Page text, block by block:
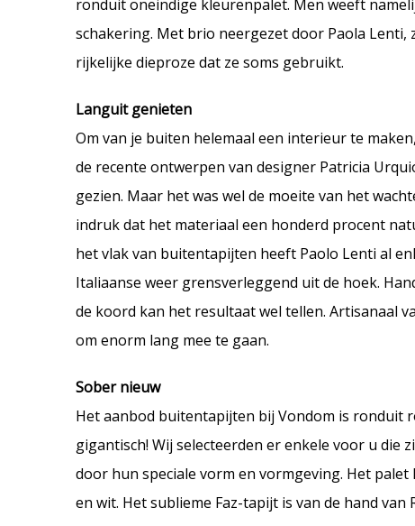
ronduit oneindige kleurenpalet. Men weeft
schakering. Met brio neergezet door Paola
rijkelijke dieproze dat ze soms gebruikt.
Languit genieten
Om van je buiten helemaal een interieur te
de recente ontwerpen van designer Patricia
gezien. Maar het was wel de moeite van het
indruk dat het materiaal een honderd procent
het vlak van buitentapijten heeft Paolo Lenti al
Italiaanse weer grensverleggend uit de hoek.
de koord kan het resultaat wel tellen. Artisanaal
om enorm lang mee te gaan.
Sober nieuw
Het aanbod buitentapijten bij Vondom is ronduit
gigantisch! Wij selecteerden er enkele voor u die
door hun speciale vorm en vormgeving. Het
en wit. Het sublieme Faz-tapijt is van de hand van